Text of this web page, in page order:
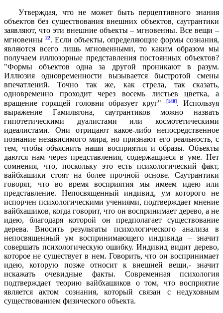
Утверждая, что не может быть перцептивного знания
объектов без существования внешних объектов, саутрантики
заявляют, что эти внешние объекты – мгновенны. Все вещи –
мгновенны 22. Если объекты, определяющие формы сознания,
являются всего лишь мгновенными, то каким образом мы
получаем иллюзорные представления постоянных объектов?
"Формы объектов одна за другой проникают в разум.
Иллюзия одновременности вызывается быстротой смены
впечатлений. Точно так же, как стрела, так сказать,
одновременно проходит через восемь листьев цветка, а
вращение горящей головни образует круг"
[140]. Используя
выражение Гамильтона, саутрантиков можно назвать
гипотетическими дуалистами или космотетическими
идеалистами. Они отрицают какое-либо непосредственное
познание независимого мира, но признают его реальность, с
тем, чтобы объяснить наши восприятия и образы. Объекты
даются нам через представления, содержащиеся в уме. Нет
сомнения, что, поскольку это есть психологический факт,
вайбхашики стоят на более прочной основе. Саутрантики
говорят, что во время восприятия мы имеем идею или
представление. Непосвященный индивид, ум которого не
испорчен психологическими учениями, подтверждает мнение
вайбхашиков, когда говорит, что он воспринимает дерево, а не
идею, благодаря которой он предполагает существование
дерева. Вносить результаты психологического анализа в
непосвященный ум воспринимающего индивида – значит
совершать психологическую ошибку. Индивид видит дерево,
которое не существует в нем. Говорить, что он воспринимает
идею, которую позже относит к внешней вещи,- значит
искажать очевидные факты. Современная психология
подтверждает теорию вайбхашиков о том, что восприятие
является актом сознания, который связан с недуховным
существованием физического объекта.